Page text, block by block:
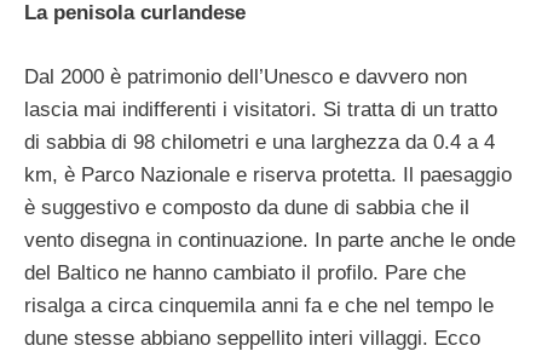
La penisola curlandese
Dal 2000 è patrimonio dell’Unesco e davvero non
lascia mai indifferenti i visitatori. Si tratta di un tratto
di sabbia di 98 chilometri e una larghezza da 0.4 a 4
km, è Parco Nazionale e riserva protetta. Il paesaggio
è suggestivo e composto da dune di sabbia che il
vento disegna in continuazione. In parte anche le onde
del Baltico ne hanno cambiato il profilo. Pare che
risalga a circa cinquemila anni fa e che nel tempo le
dune stesse abbiano seppellito interi villaggi. Ecco